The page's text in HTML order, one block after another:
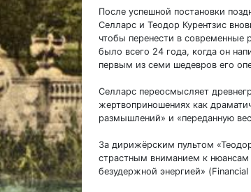
После успешной постановки
Селларс и Теодор Курентзис
чтобы перенести в современные
было всего 24 года, когда он
первым из семи шедевров его
Селларс переосмысляет
жертвоприношениях как
размышлений» и «переданную
За дирижёрским пультом
страстным вниманием к
безудержной энергией» (Financial